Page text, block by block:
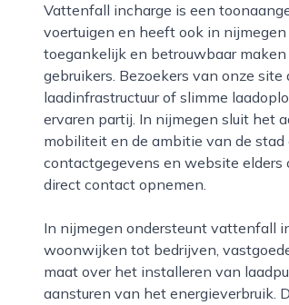
Vattenfall incharge is een toonaangevende aanbieder van laadoplossingen voor elektrische
voertuigen en heeft ook in
toegankelijk en betrouwbaar
gebruikers. Bezoekers van onze
laadinfrastructuur of slimme
ervaren partij. In nijmegen sluit het
mobiliteit en de ambitie van de stad
contactgegevens en website elders
direct contact opnemen.
In nijmegen ondersteunt vattenfall incharge uiteenlopende doelgroepen, van bewoners in
woonwijken tot bedrijven,
maat over het installeren van
aansturen van het energieverbruik.